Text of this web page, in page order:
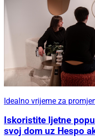
Idealno vrijeme za
Iskoristite ljetne
svoj dom uz Hespo